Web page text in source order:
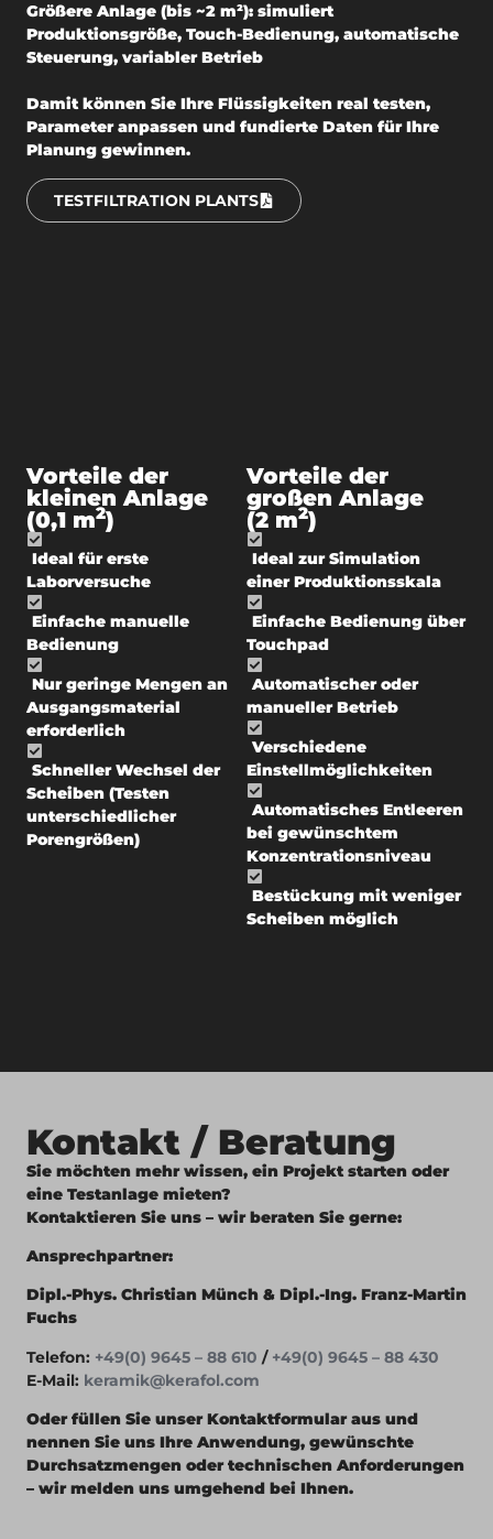
Größere Anlage (bis ~2 m²): simuliert
Produktionsgröße, Touch-Bedienung, automatische
Steuerung, variabler Betrieb
Damit können Sie Ihre Flüssigkeiten real testen,
Parameter anpassen und fundierte Daten für Ihre
Planung gewinnen.
TESTFILTRATION PLANTS
Vorteile der
kleinen Anlage
(0,1 m2)
Ideal für erste
Laborversuche
Einfache manuelle
Bedienung
Nur geringe Mengen an
Ausgangsmaterial
erforderlich
Schneller Wechsel der
Scheiben (Testen
unterschiedlicher
Porengrößen)
Vorteile der
großen Anlage
(2 m2)
Ideal zur Simulation
einer Produktionsskala
Einfache Bedienung über
Touchpad
Automatischer oder
manueller Betrieb
Verschiedene
Einstellmöglichkeiten
Automatisches Entleeren
bei gewünschtem
Konzentrationsniveau
Bestückung mit weniger
Scheiben möglich
Kontakt / Beratung
Sie möchten mehr wissen, ein Projekt starten oder
eine Testanlage mieten?
Kontaktieren Sie uns – wir beraten Sie gerne:
Ansprechpartner:
Dipl.-Phys. Christian Münch & Dipl.-Ing. Franz-Martin
Fuchs
Telefon: +49(0) 9645 – 88 610 / +49(0) 9645 – 88 430
E-Mail: keramik@kerafol.com
Oder füllen Sie unser Kontaktformular aus und
nennen Sie uns Ihre Anwendung, gewünschte
Durchsatzmengen oder technischen Anforderungen
– wir melden uns umgehend bei Ihnen.